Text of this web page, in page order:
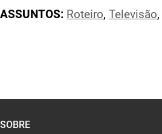
ASSUNTOS: Roteiro, Televisão,
SOBRE